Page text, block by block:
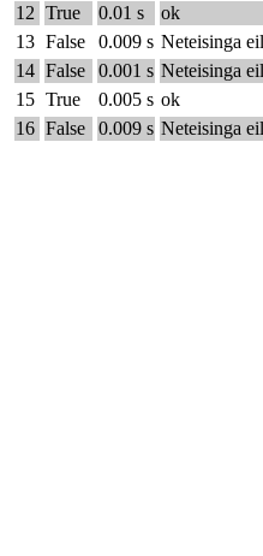
12 True 0.01 s
ok
13 False 0.009 s Neteisinga
14 False 0.001 s Neteisinga
15 True 0.005 s ok
16 False 0.009 s Neteisinga